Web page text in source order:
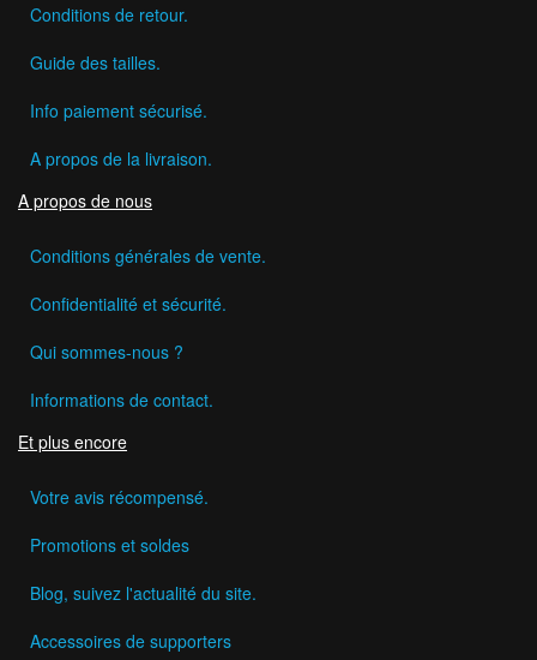
Conditions de retour.
Guide des tailles.
Info paiement sécurisé.
A propos de la livraison.
A propos de nous
Conditions générales de vente.
Confidentialité et sécurité.
Qui sommes-nous ?
Informations de contact.
Et plus encore
Votre avis récompensé.
Promotions et soldes
Blog, suivez l'actualité du site.
Accessoires de supporters